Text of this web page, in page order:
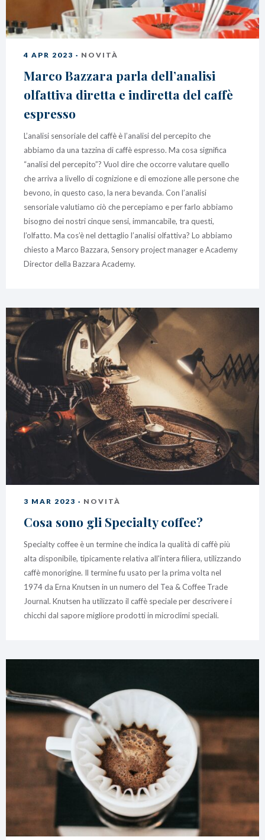
BAZZARA ESPRESSO
Academy Bazzara
AREA RISERVATA
Hai bisogno d’aiuto?
FAQ
4 APR 2023 · NOVITÀ
Marco Bazzara parla dell’analisi
olfattiva diretta e indiretta del caffè
espresso
L’analisi sensoriale del caffè è l’analisi del percepito che
abbiamo da una tazzina di caffè espresso. Ma cosa significa
“analisi del percepito”? Vuol dire che occorre valutare quello
che arriva a livello di cognizione e di emozione alle persone che
bevono, in questo caso, la nera bevanda. Con l’analisi
sensoriale valutiamo ciò che percepiamo e per farlo abbiamo
bisogno dei nostri cinque sensi, immancabile, tra questi,
l’olfatto. Ma cos’è nel dettaglio l’analisi olfattiva? Lo abbiamo
chiesto a Marco Bazzara, Sensory project manager e Academy
Director della Bazzara Academy.
3 MAR 2023 · NOVITÀ
Cosa sono gli Specialty coffee?
Specialty coffee è un termine che indica la qualità di caffè più
alta disponibile, tipicamente relativa all'intera filiera, utilizzando
caffè monorigine. Il termine fu usato per la prima volta nel
1974 da Erna Knutsen in un numero del Tea & Coffee Trade
Journal. Knutsen ha utilizzato il caffè speciale per descrivere i
chicchi dal sapore migliore prodotti in microclimi speciali.